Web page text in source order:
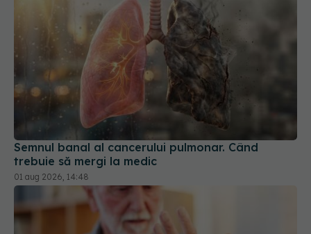
Semnul banal al cancerului pulmonar. Când
trebuie să mergi la medic
01 aug 2026, 14:48